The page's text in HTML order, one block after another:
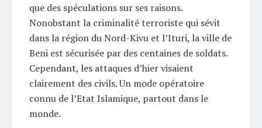
que des spéculations sur ses raisons.
Nonobstant la criminalité terroriste qui sévit
dans la région du Nord-Kivu et l’Ituri, la ville de
Beni est sécurisée par des centaines de soldats.
Cependant, les attaques d’hier visaient
clairement des civils. Un mode opératoire
connu de l’Etat Islamique, partout dans le
monde.